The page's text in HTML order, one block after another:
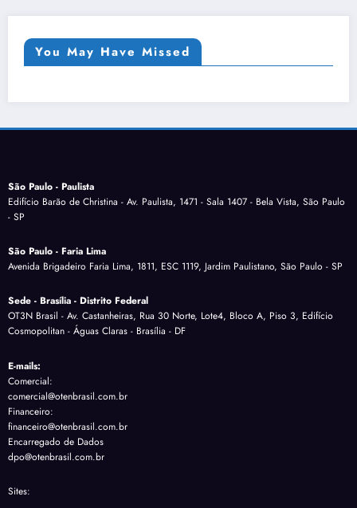
You May Have Missed
São Paulo - Paulista
Edifício Barão de Christina - Av. Paulista, 1471 - Sala 1407 - Bela Vista, São Paulo
- SP
São Paulo - Faria Lima
Avenida Brigadeiro Faria Lima, 1811, ESC 1119, Jardim Paulistano, São Paulo - SP
Sede - Brasília - Distrito Federal
OT3N Brasil - Av. Castanheiras, Rua 30 Norte, Lote4, Bloco A, Piso 3, Edifício
Cosmopolitan - Águas Claras - Brasília - DF
E-mails:
Comercial:
comercial@otenbrasil.com.br
Financeiro:
financeiro@otenbrasil.com.br
Encarregado de Dados
dpo@otenbrasil.com.br
Sites: